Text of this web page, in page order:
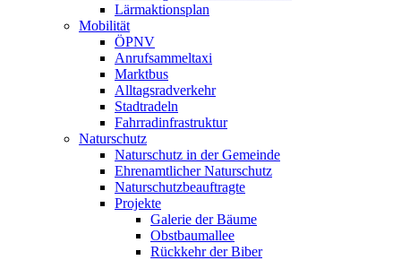
Lärmaktionsplan
Mobilität
ÖPNV
Anrufsammeltaxi
Marktbus
Alltagsradverkehr
Stadtradeln
Fahrradinfrastruktur
Naturschutz
Naturschutz in der Gemeinde
Ehrenamtlicher Naturschutz
Naturschutzbeauftragte
Projekte
Galerie der Bäume
Obstbaumallee
Rückkehr der Biber